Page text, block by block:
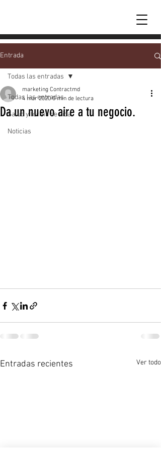
Entrada
Todas las entradas
Salud y forma de vida
Noticias
Todas las entradas
Da un nuevo aire a tu negocio.
marketing Contractmd
4 mar 2020 0 min de lectura
Entradas recientes Ver todo